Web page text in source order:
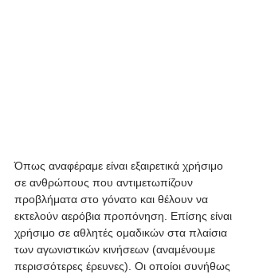
Όπως αναφέραμε είναι εξαιρετικά χρήσιμο
σε ανθρώπους που αντιμετωπίζουν
προβλήματα στο γόνατο και θέλουν να
εκτελούν αερόβια προπόνηση. Επίσης είναι
χρήσιμο σε αθλητές ομαδικών στα πλαίσια
των αγωνιστικών κινήσεων (αναμένουμε
περισσότερες έρευνες). Οι οποίοι συνήθως